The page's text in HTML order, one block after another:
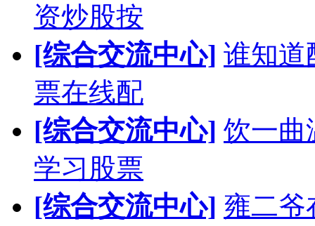
资炒股按
[综合交流中心] 谁知道
票在线配
[综合交流中心] 饮一曲
学习股票
[综合交流中心] 雍二爷